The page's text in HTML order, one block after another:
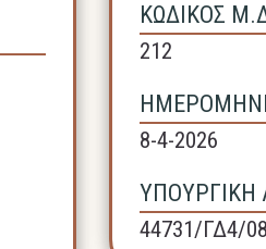
ΚΩΔΙΚΟΣ
212
8-4-2026
44731/ΓΔ4/